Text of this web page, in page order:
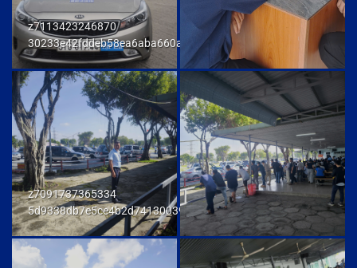
z7113423246870
30233e42fddeb58ea6aba660ab436cb9
z7091737365334
5d9338db7e5ce4b2d741300392f80174